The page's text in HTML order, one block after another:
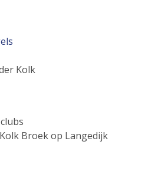
Kolk
Broek op Langedijk